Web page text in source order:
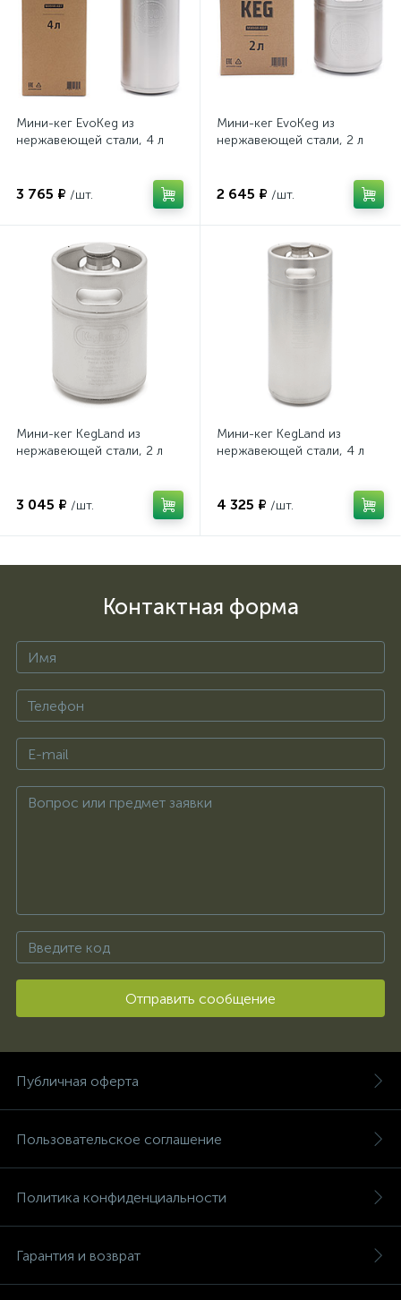
Мини-кег EvoKeg из
нержавеющей стали, 4 л
3 765 ₽ /шт.
Мини-кег EvoKeg из
нержавеющей стали, 2 л
2 645 ₽ /шт.
Мини-кег KegLand из
нержавеющей стали, 2 л
3 045 ₽ /шт.
Мини-кег KegLand из
нержавеющей стали, 4 л
4 325 ₽ /шт.
Контактная форма
Отправить сообщение
Публичная оферта
Пользовательское соглашение
Политика конфиденциальности
Гарантия и возврат